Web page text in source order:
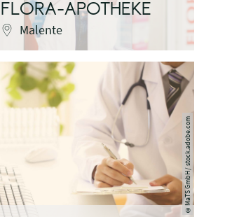
FLORA-APOTHEKE
Malente
©
MaTS GmbH/ stock.adobe.com